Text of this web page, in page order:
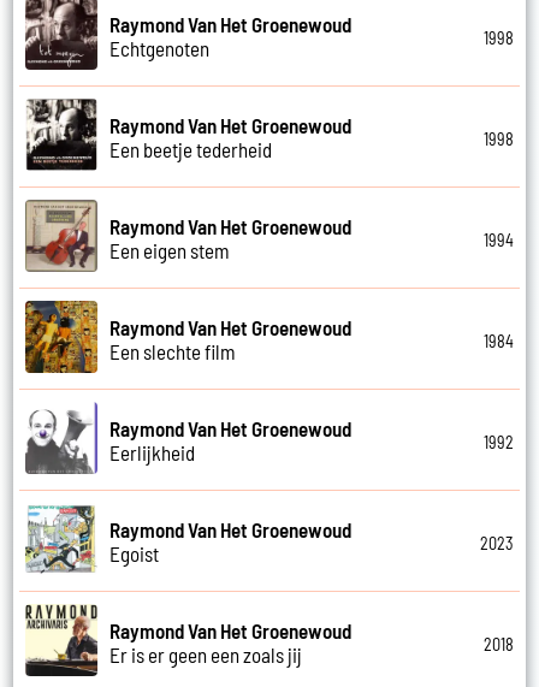
Raymond Van Het Groenewoud
Echtgenoten
1998
Raymond Van Het Groenewoud
Een beetje tederheid
1998
Raymond Van Het Groenewoud
Een eigen stem
1994
Raymond Van Het Groenewoud
Een slechte film
1984
Raymond Van Het Groenewoud
Eerlijkheid
1992
Raymond Van Het Groenewoud
Egoist
2023
Raymond Van Het Groenewoud
Er is er geen een zoals jij
2018